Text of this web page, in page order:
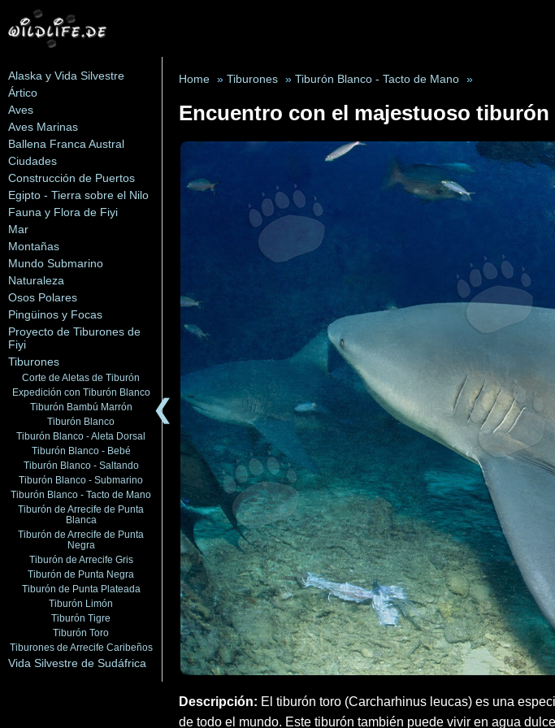
Alaska y Vida Silvestre
Ártico
Aves
Aves Marinas
Ballena Franca Austral
Ciudades
Construcción de Puertos
Egipto - Tierra sobre el Nilo
Fauna y Flora de Fiyi
Mar
Montañas
Mundo Submarino
Naturaleza
Osos Polares
Pingüinos y Focas
Proyecto de Tiburones de
Fiyi
Tiburones
Corte de Aletas de Tiburón
Expedición con Tiburón Blanco
Tiburón Bambú Marrón
Tiburón Blanco
Tiburón Blanco - Aleta Dorsal
Tiburón Blanco - Bebé
Tiburón Blanco - Saltando
Tiburón Blanco - Submarino
Tiburón Blanco - Tacto de Mano
Tiburón de Arrecife de Punta
Blanca
Tiburón de Arrecife de Punta
Negra
Tiburón de Arrecife Gris
Tiburón de Punta Negra
Tiburón de Punta Plateada
Tiburón Limón
Tiburón Tigre
Tiburón Toro
Tiburones de Arrecife Caribeños
Vida Silvestre de Sudáfrica
Home » Tiburones » Tiburón Blanco - Tacto de Mano »
Encuentro con el majestuoso tiburón
❮
Descripción: El tiburón toro (Carcharhinus leucas) es una
de todo el mundo. Este tiburón también puede vivir en agua